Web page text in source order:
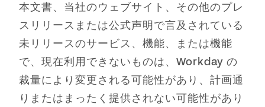
本文書、当社のウェブサイト、その他のプレ
スリリースまたは公式声明で言及されている
未リリースのサービス、機能、または機能
で、現在利用できないものは、Workday の
裁量により変更される可能性があり、計画通
りまたはまったく提供されない可能性があり